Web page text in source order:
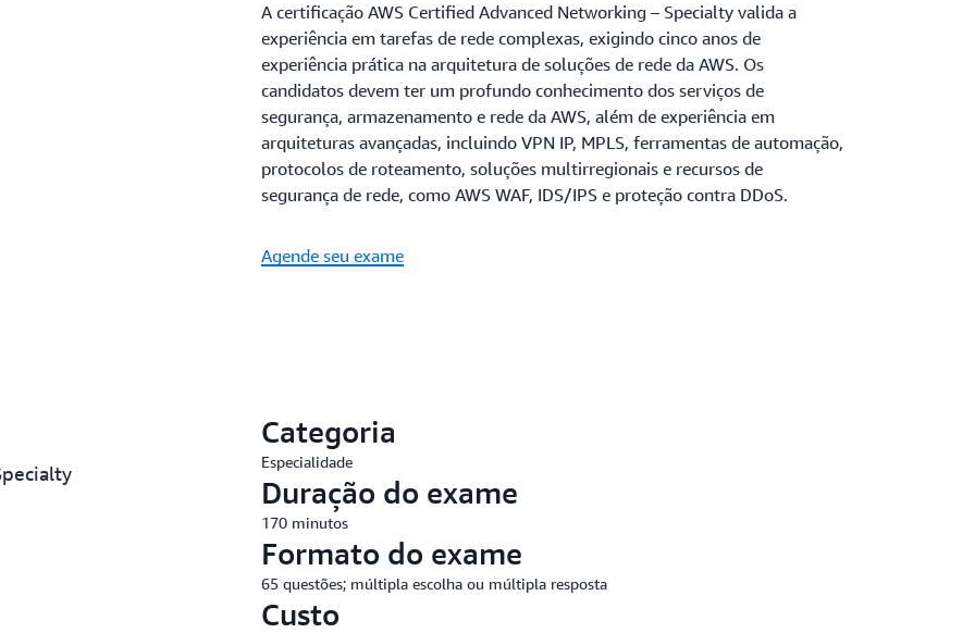
A certificação AWS Certified Advanced Networking – Specialty valida a
experiência em tarefas de rede complexas, exigindo cinco anos de
experiência prática na arquitetura de soluções de rede da AWS. Os
candidatos devem ter um profundo conhecimento dos serviços de
segurança, armazenamento e rede da AWS, além de experiência em
arquiteturas avançadas, incluindo VPN IP, MPLS, ferramentas de automação,
protocolos de roteamento, soluções multirregionais e recursos de
segurança de rede, como AWS WAF, IDS/IPS e proteção contra DDoS.
Agende seu exame
Categoria
Especialidade
Duração do exame
170 minutos
Formato do exame
65 questões; múltipla escolha ou múltipla resposta
Custo